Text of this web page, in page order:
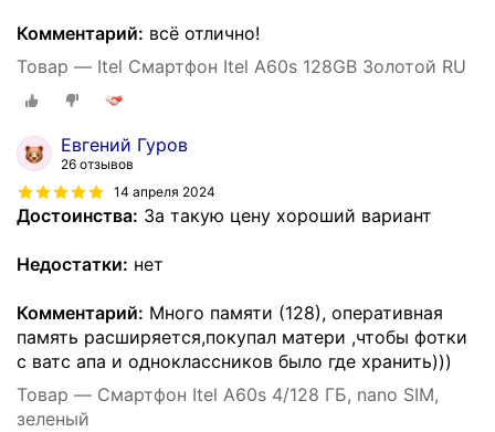
Комментарий: всё отлично!
Товар — Itel Смартфон Itel A60s 128GB Золотой RU
Евгений Гуров
26 отзывов
14 апреля 2024
Достоинства: За такую цену хороший вариант
Недостатки: нет
Комментарий: Много памяти (128), оперативная
память расширяется,покупал матери ,чтобы фотки
с ватс апа и одноклассников было где хранить)))
Товар — Смартфон Itel A60s 4/128 ГБ, nano SIM,
зелeный